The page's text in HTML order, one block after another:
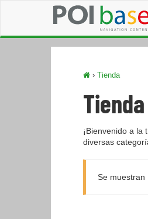
› Tienda
Tienda
¡Bienvenido a la
diversas
Se muestran